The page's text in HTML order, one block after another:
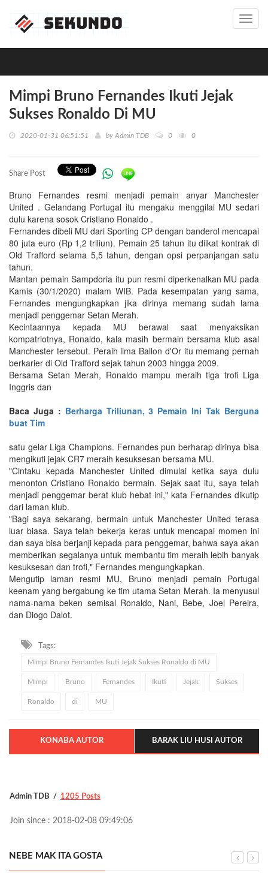
Mimpi Bruno Fernandes Ikuti Jejak
Sukses Ronaldo Di MU
2020-01-31 06:51:51 by Admin TDB 0 0
Share Post
Bruno Fernandes resmi menjadi pemain anyar Manchester
United . Gelandang Portugal itu mengaku menggilai MU sedari
dulu karena sosok Cristiano Ronaldo .
Fernandes dibeli MU dari Sporting CP dengan banderol mencapai
80 juta euro (Rp 1,2 triliun). Pemain 25 tahun itu diikat kontrak di
Old Trafford selama 5,5 tahun, dengan opsi perpanjangan satu
tahun.
Mantan pemain Sampdoria itu pun resmi diperkenalkan MU pada
Kamis (30/1/2020) malam WIB. Pada kesempatan yang sama,
Fernandes mengungkapkan jika dirinya memang sudah lama
menjadi penggemar Setan Merah.
Kecintaannya kepada MU berawal saat menyaksikan
kompatriotnya, Ronaldo, kala masih bermain bersama klub asal
Manchester tersebut. Peraih lima Ballon d'Or itu memang pernah
berkarier di Old Trafford sejak tahun 2003 hingga 2009.
Bersama Setan Merah, Ronaldo mampu meraih tiga trofi Liga
Inggris dan
Baca Juga : Berharga Triliunan, 3 Pemain Ini Tak Berguna
buat Tim
satu gelar Liga Champions. Fernandes pun berharap dirinya bisa
mengikuti jejak CR7 meraih kesuksesan bersama MU.
"Cintaku kepada Manchester United dimulai ketika saya dulu
menonton Cristiano Ronaldo bermain. Sejak saat itu, saya telah
menjadi penggemar berat klub hebat ini," kata Fernandes dikutip
dari laman klub.
"Bagi saya sekarang, bermain untuk Manchester United terasa
luar biasa. Saya telah bekerja keras untuk mencapai momen ini
dan saya bisa berjanji kepada para penggemar, bahwa saya akan
memberikan segalanya untuk membantu tim meraih lebih banyak
kesuksesan dan trofi," Fernandes mengungkapkan.
Mengutip laman resmi MU, Bruno menjadi pemain Portugal
keenam yang bergabung ke tim utama Setan Merah. Ia menyusul
nama-nama beken semisal Ronaldo, Nani, Bebe, Joel Pereira,
dan Diogo Dalot.
Tags:
Mimpi Bruno Fernandes Ikuti Jejak Sukses Ronaldo di MU
Mimpi Bruno Fernandes Ikuti Jejak Sukses
Ronaldo di MU
KONABA AUTOR BARAK LIU HUSI AUTOR
Admin TDB 1205 Posts
Join since : 2018-02-08 09:49:06
NEBE MAK ITA GOSTA